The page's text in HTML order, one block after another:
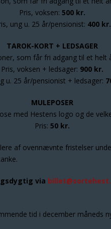
Pris, voksen: 500 kr.
ung u. 25 år/pensionist: 400 kr.
TAROK-KORT + LEDSAGER
som får fri adgang til et helt
Pris, voksen + ledsager: 900 kr.
u. 25 år/pensionist + ledsager:
MULEPOSER
med Hestens logo og de
Pris:50 kr.
af ovennævnte fristelser
via
tid i december måneds